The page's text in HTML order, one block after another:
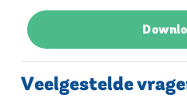
Veelgestelde